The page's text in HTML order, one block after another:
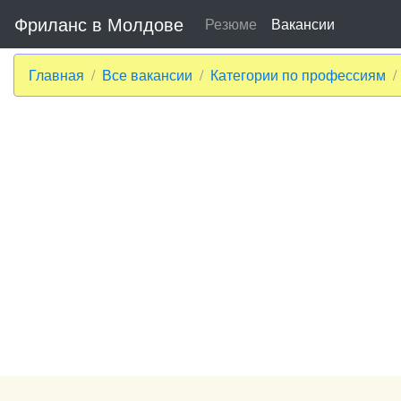
Фриланс в Молдове Резюме Вакансии
Главная Все вакансии Категории по профессиям